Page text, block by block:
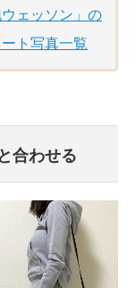
ェッソン」の
ト写真一覧
合わせる